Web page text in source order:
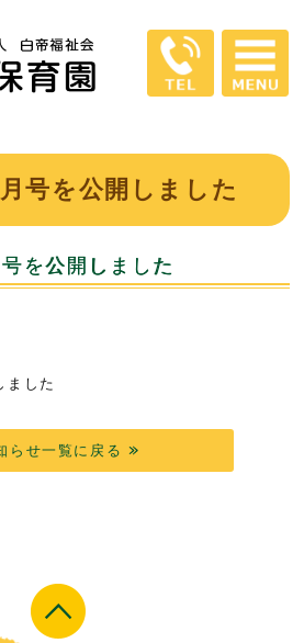
号を公開しました
を公開しました
ました
らせ一覧に戻る